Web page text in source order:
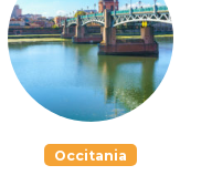
Occitania